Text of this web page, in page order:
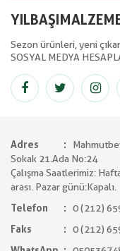
Sezon ürünleri, yeni
SOSYAL MEDYA
Adres
Sokak 21.Ada No:24
Çalışma Saatlerimiz:
arası. Pazar günü:Kapalı.
Telefon
0 (212)
Faks
0 (212)